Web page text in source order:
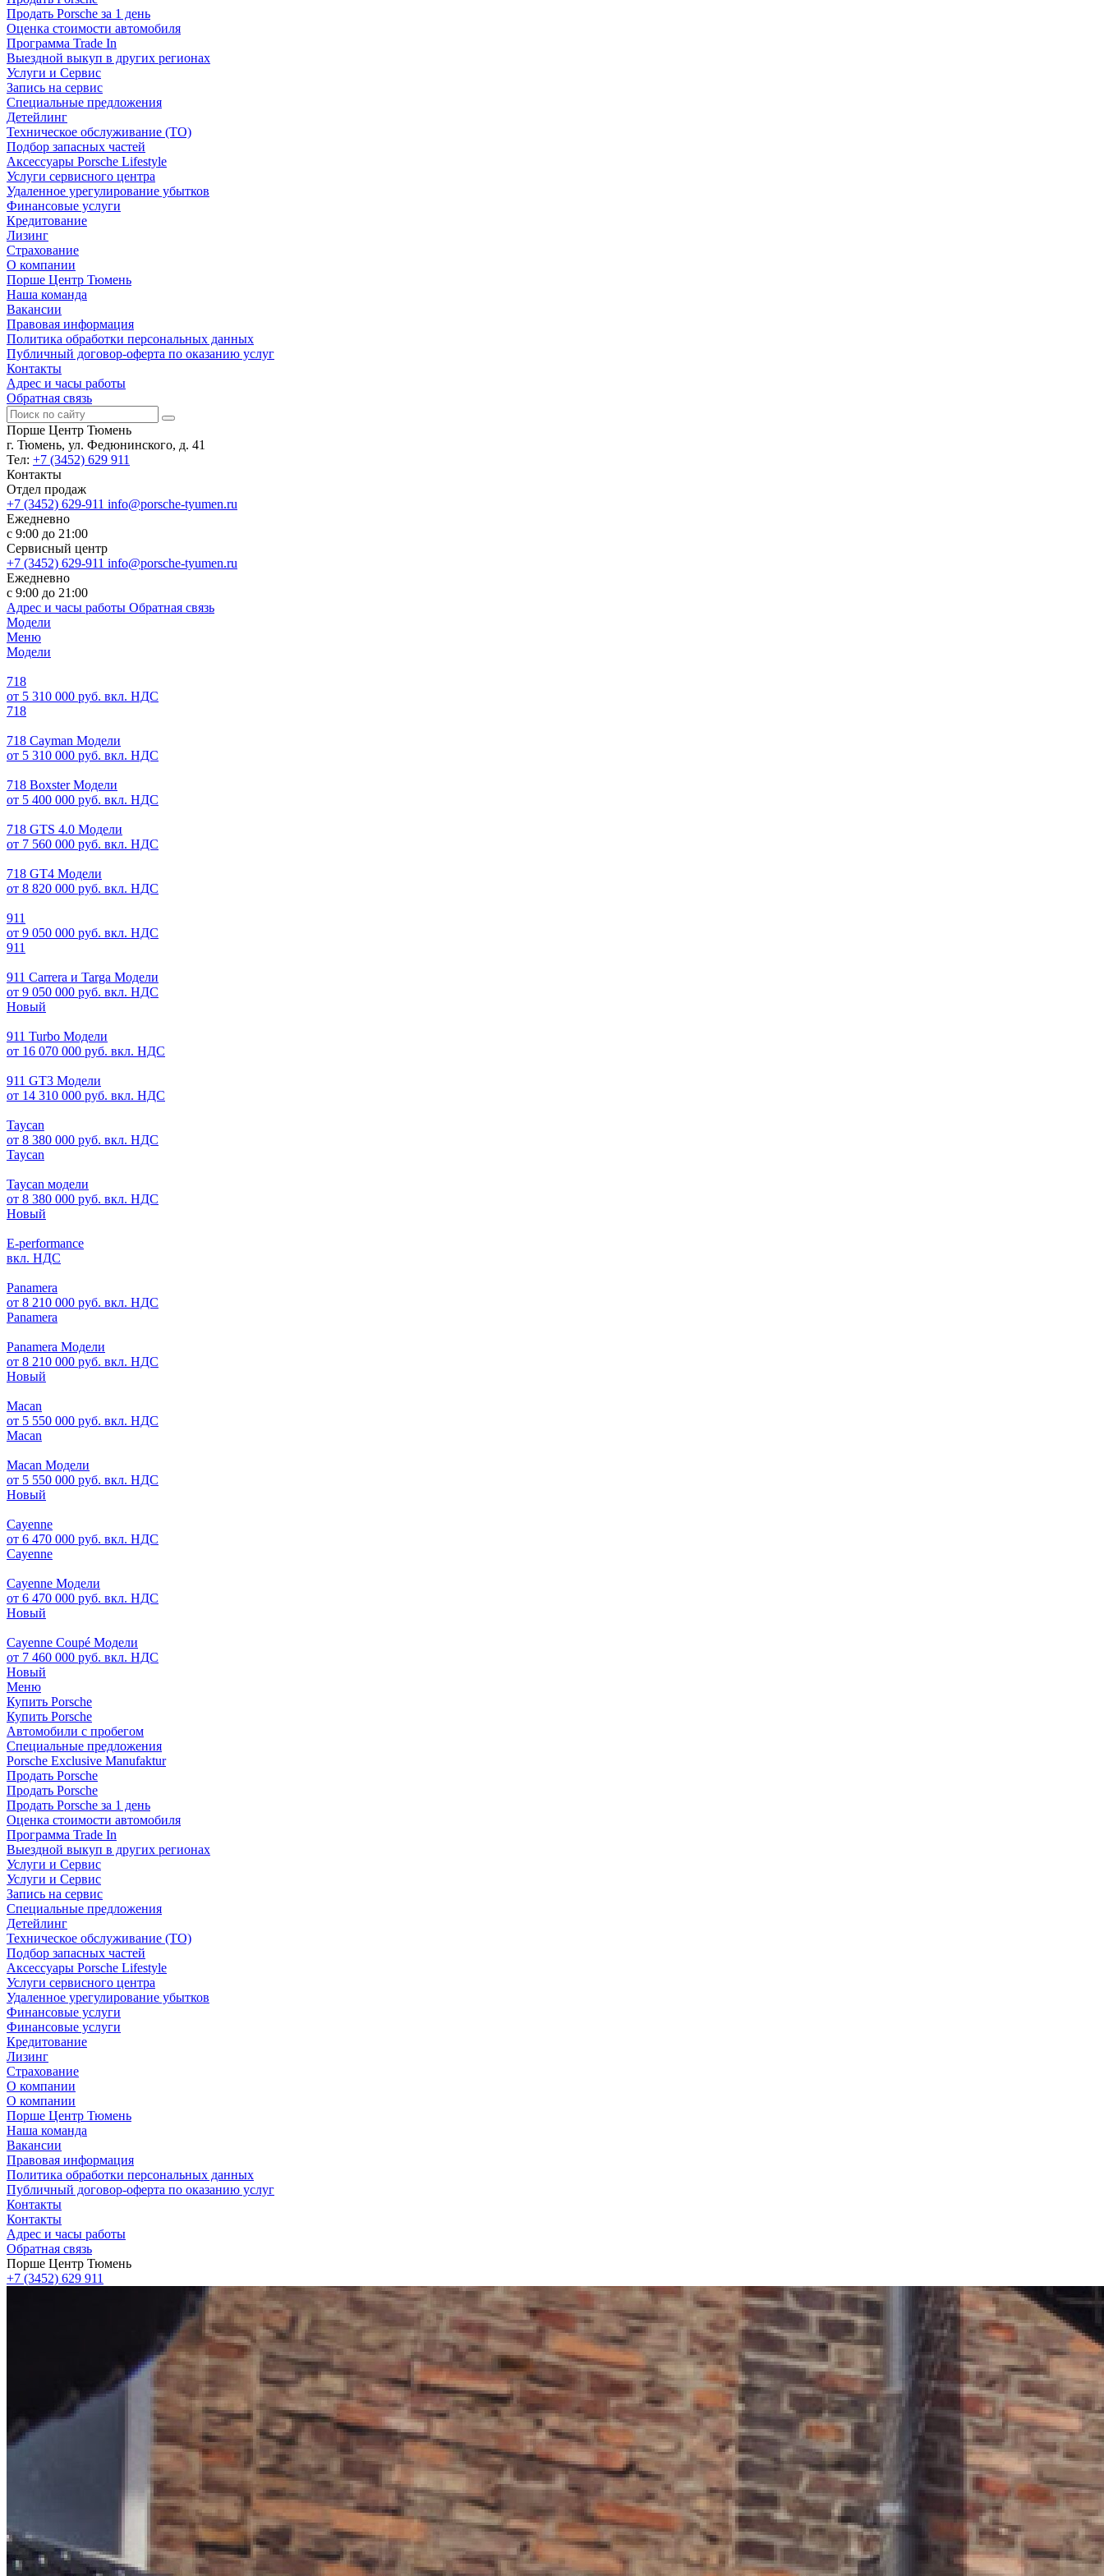
Продать Porsche за 1 день
Оценка стоимости автомобиля
Программа Trade In
Выездной выкуп в других регионах
Услуги и Сервис
Запись на сервис
Специальные предложения
Детейлинг
Техническое обслуживание (ТО)
Подбор запасных частей
Аксессуары Porsche Lifestyle
Услуги сервисного центра
Удаленное урегулирование убытков
Финансовые услуги
Кредитование
Лизинг
Страхование
О компании
Порше Центр Тюмень
Наша команда
Вакансии
Правовая информация
Политика обработки персональных данных
Публичный договор-оферта по оказанию услуг
Контакты
Адрес и часы работы
Обратная связь
Порше Центр Тюмень
г. Тюмень, ул. Федюнинского, д. 41
Тел: +7 (3452) 629 911
Контакты
Отдел продаж
+7 (3452) 629-911 info@porsche-tyumen.ru
Ежедневно
с 9:00 до 21:00
Сервисный центр
+7 (3452) 629-911 info@porsche-tyumen.ru
Ежедневно
с 9:00 до 21:00
Адрес и часы работы Обратная связь
Модели
Меню
Модели
718
от 5 310 000 руб. вкл. НДС
718
718 Cayman Модели
от 5 310 000 руб. вкл. НДС
718 Boxster Модели
от 5 400 000 руб. вкл. НДС
718 GTS 4.0 Модели
от 7 560 000 руб. вкл. НДС
718 GT4 Модели
от 8 820 000 руб. вкл. НДС
911
от 9 050 000 руб. вкл. НДС
911
911 Carrera и Targa Модели
от 9 050 000 руб. вкл. НДС
Новый
911 Turbo Модели
от 16 070 000 руб. вкл. НДС
911 GT3 Модели
от 14 310 000 руб. вкл. НДС
Taycan
от 8 380 000 руб. вкл. НДС
Taycan
Taycan модели
от 8 380 000 руб. вкл. НДС
Новый
E-performance
вкл. НДС
Panamera
от 8 210 000 руб. вкл. НДС
Panamera
Panamera Модели
от 8 210 000 руб. вкл. НДС
Новый
Macan
от 5 550 000 руб. вкл. НДС
Macan
Macan Модели
от 5 550 000 руб. вкл. НДС
Новый
Cayenne
от 6 470 000 руб. вкл. НДС
Cayenne
Cayenne Модели
от 6 470 000 руб. вкл. НДС
Новый
Cayenne Coupé Модели
от 7 460 000 руб. вкл. НДС
Новый
Меню
Купить Porsche
Купить Porsche
Автомобили с пробегом
Специальные предложения
Porsche Exclusive Manufaktur
Продать Porsche
Продать Porsche
Продать Porsche за 1 день
Оценка стоимости автомобиля
Программа Trade In
Выездной выкуп в других регионах
Услуги и Сервис
Услуги и Сервис
Запись на сервис
Специальные предложения
Детейлинг
Техническое обслуживание (ТО)
Подбор запасных частей
Аксессуары Porsche Lifestyle
Услуги сервисного центра
Удаленное урегулирование убытков
Финансовые услуги
Финансовые услуги
Кредитование
Лизинг
Страхование
О компании
О компании
Порше Центр Тюмень
Наша команда
Вакансии
Правовая информация
Политика обработки персональных данных
Публичный договор-оферта по оказанию услуг
Контакты
Контакты
Адрес и часы работы
Обратная связь
Порше Центр Тюмень
+7 (3452) 629 911